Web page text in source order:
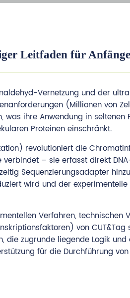
Leitfaden für
Vernetzung und der
(Millionen von
ihre Anwendung in seltenen
Proteinen einschränkt.
revolutioniert die
– sie erfasst direkt
Sequenzierungsadapter
wird und der experimentelle
Verfahren, technischen
von CUT&Tag
die zugrunde liegende Logik
für die Durchführung